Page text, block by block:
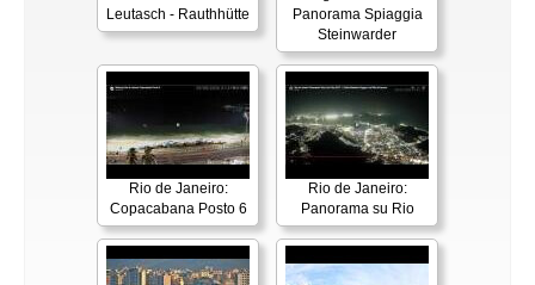
Leutasch - Rauthhütte
Panorama Spiaggia
Steinwarder
Rio de Janeiro:
Copacabana Posto 6
Rio de Janeiro:
Panorama su Rio